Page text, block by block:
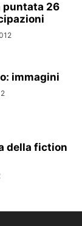
puntata 26
immagini
della fiction